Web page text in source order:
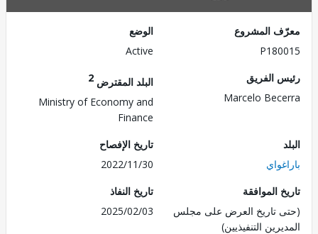
المشروع
الفريق
Marcelo
البلد المقترض
Ministry of Economy and
تاريخ الإفصاح
2022/11/30
الموافقة
تاريخ العرض على مجلس
التنفيذيين)
تاريخ النفاذ
2025/02/03